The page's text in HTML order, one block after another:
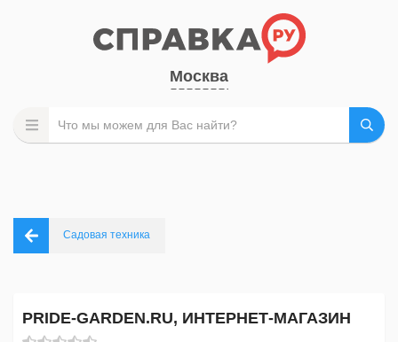
Москва
Садовая техника
PRIDE-GARDEN.RU, ИНТЕРНЕТ-МАГАЗИН